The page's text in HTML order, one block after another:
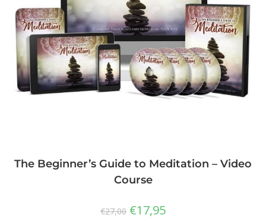
The Beginner’s Guide to Meditation – Video
Course
€27,00 €17,95